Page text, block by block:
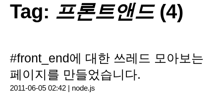
Tag: 프론트앤드(4)
#front_end에 대한 쓰레드 모아보는
페이지를 만들었습니다.
2011-06-05 02:42 | node.js